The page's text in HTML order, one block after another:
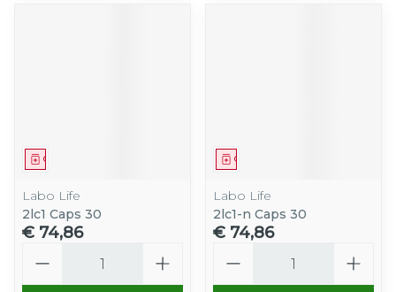
Geneesmiddel
Labo Life
2lc1 Caps 30
€ 74,86
Geneesmiddel
Labo Life
2lc1-n Caps 30
€ 74,86